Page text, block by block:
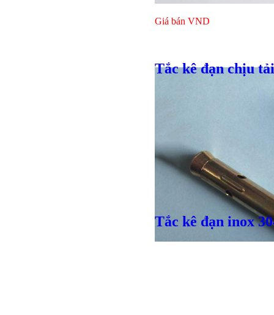
Giá bán VND
Tắc kê đạn chịu
Tắc kê đạn inox